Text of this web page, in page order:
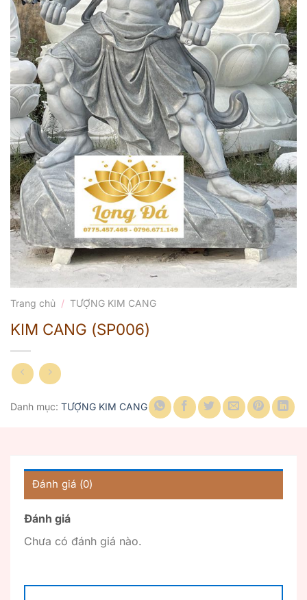
Trang chủ / TƯỢNG KIM CANG
KIM CANG (SP006)
Danh mục: TƯỢNG KIM CANG
Đánh giá (0)
Đánh giá
Chưa có đánh giá nào.